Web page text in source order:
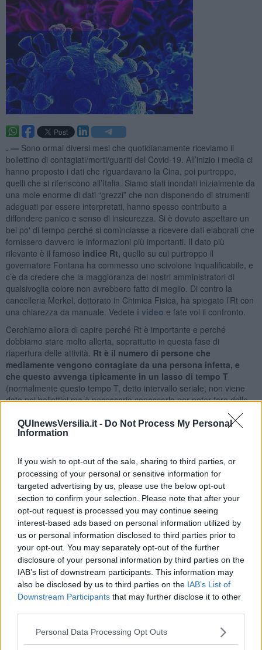
QUInewsVersilia.it - Do Not Process My Personal
Information
If you wish to opt-out of the sale, sharing to third parties, or
processing of your personal or sensitive information for
targeted advertising by us, please use the below opt-out
section to confirm your selection. Please note that after your
opt-out request is processed you may continue seeing
interest-based ads based on personal information utilized by
us or personal information disclosed to third parties prior to
your opt-out. You may separately opt-out of the further
disclosure of your personal information by third parties on the
IAB’s list of downstream participants. This information may
also be disclosed by us to third parties on the IAB’s List of
Downstream Participants that may further disclose it to other
Personal Data Processing Opt Outs
. — Sono ormai diversi mesi che quotidianamente riceviamo il
bollettino di contagiati/morti/guariti del Covid-19. All’inizio i media ci
hanno proposto i dati che riguardavano la Cina, poi purtroppo,
quelli che si riferiscono all’Italia. Siamo stati inondati inizialmente da
una mole enorme di dati “grezzi” che non disponendo di strumenti
adeguati per essere interpretati, hanno spesso contribuito a
diffondere panico e senso di insicurezza. Si è dovuto aspettare un
bel po' di tempo perché si cominciasse a ricevere dati elaborati che
fornissero davvero le informazioni più importanti. Il dato più
rilevante è il famoso indice Rt, quello su cui purtroppo il
governatore Fontana ha commesso uno scivolone inqualificabile, e
c’è da credere che la maggioranza dei nostri amministratori di
qualsivoglia colore non avrebbero fatto di meglio. Di contro la
cancelleria Merkel, dottorato in Chimica Fisica, ha spiegato l’Rt con
una chiarezza da manuale. Vedete i video e fate voi il confronto.
Cerchiamo allora di capire perché Rt è importante e perché
dobbiamo stare molto allerta, soprattutto in questa fase di
riapertura delle attività. Rt è il numero di persone che
mediamente vengono contagiate da una persona infetta, e
che questo avvenga tipicamente in un lasso di tempo T
(normalmente questo tempo T, detto intervallo seriale, non viene
dato nei bollettini ma è necessario conoscerlo per poter fare delle
previsioni). Rt dipende non solo dalla natura del virus, ad esempio
dai meccanismi fisici di contagio e dalla sua virulenza, ma
soprattutto dai comportamenti delle persone
completamente Rt andrà al valore zero e l’epidemia si fermerà
completamente. Finché Rt sta sotto al valore 1, l’epidemia è
comunque sotto controllo, il numero di casi tenderà a diminuire col
tempo.
Compito di tutti è tenere Rt sotto al valore 1 . Non appena si
supera questo valore le cose si mettono male, perché il contagio si
allarga esponenzialmente. Forse non tutti ci rendiamo bene conto
di cosa significhicrescita esponenziale. Facciamo un esempio
pratico: mettiamo che ogni persona infetta ne contagi mediamente
altre 2 (in questo caso Rt =2) con riferimento ad un lasso di tempo
T= 1 giorno. Al giorno 0 abbiamo 1 infetto, al giorno 1 abbiamo 2
nuovi infetti, al giorno 2 ne abbiamo altri 4=2x2. Al giorno 3 ne
abbiamo ancora 8=2x2x2. Tutto sommato non sembra molto